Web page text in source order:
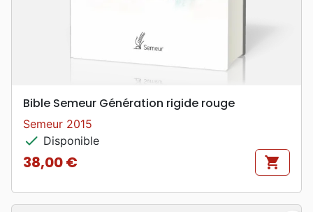
Bible Semeur Génération rigide rouge
Semeur 2015
check Disponible
Prix
38,00 € shopping_cart